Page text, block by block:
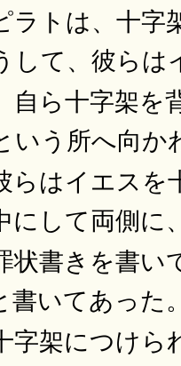
ラトは、十字
して、彼らは
自ら十字架を
いう所へ向か
らはイエスを
にして両側に
状書きを書
いてあった。
字架につけら